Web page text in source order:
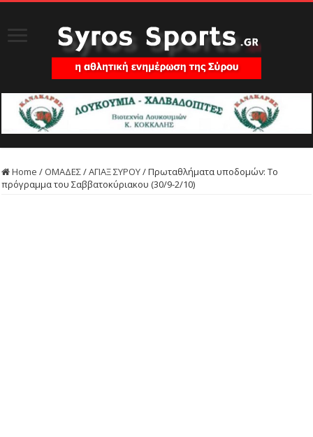
Home / ΟΜΑΔΕΣ/ΑΓΙΑΞ ΣΥΡΟΥ/Πρωταθλήματα υποδομών: Το
πρόγραμμα του Σαββατοκύριακου (30/9-2/10)